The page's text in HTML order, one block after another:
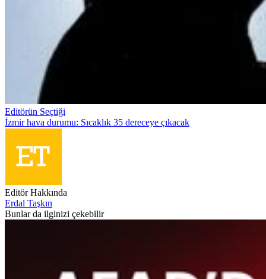
Editörün Seçtiği
İzmir hava durumu: Sıcaklık 35 dereceye çıkacak
Editör Hakkında
Erdal Taşkın
Bunlar da ilginizi çekebilir